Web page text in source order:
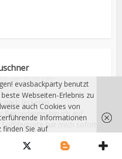
um 20:30 Uhr
leckeren
Besonderem bin ich auf
Toffifeetorte hat mich sofort
die Donauwellentorte.
evasbackparty benutzt
Webseiten-Erlebnis zu
auch Cookies von
Informationen
finden Sie auf
Ich habe